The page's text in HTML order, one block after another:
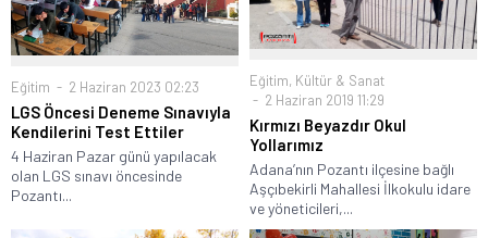
Eğitim 2 Haziran 2023 02:23
LGS Öncesi Deneme Sınavıyla
Kendilerini Test Ettiler
4 Haziran Pazar günü yapılacak
olan LGS sınavı öncesinde
Pozantı...
Eğitim, Kültür & Sanat
2 Haziran 2019 11:29
Kırmızı Beyazdır Okul
Yollarımız
Adana’nın Pozantı ilçesine bağlı
Aşçıbekirli Mahallesi İlkokulu idare
ve yöneticileri,...